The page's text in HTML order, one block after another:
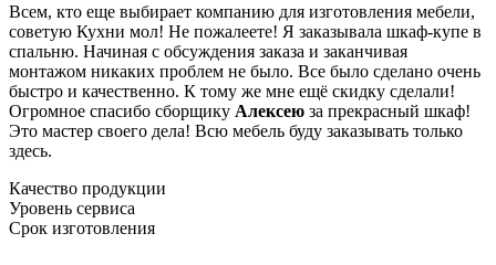
Всем, кто еще выбирает компанию для изготовления мебели,
советую Кухни мол! Не пожалеете! Я заказывала шкаф-купе в
спальню. Начиная с обсуждения заказа и заканчивая
монтажом никаких проблем не было. Все было сделано очень
быстро и качественно. К тому же мне ещё скидку сделали!
Огромное спасибо сборщику Алексею за прекрасный шкаф!
Это мастер своего дела! Всю мебель буду заказывать только
здесь.
Качество продукции
Уровень сервиса
Срок изготовления